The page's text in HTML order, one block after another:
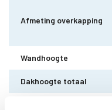
Afmeting overkapping
Wandhoogte
Dakhoogte totaal